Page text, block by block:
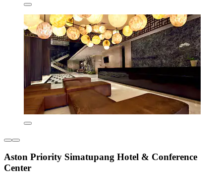
Aston Priority Simatupang Hotel & Conference
Center